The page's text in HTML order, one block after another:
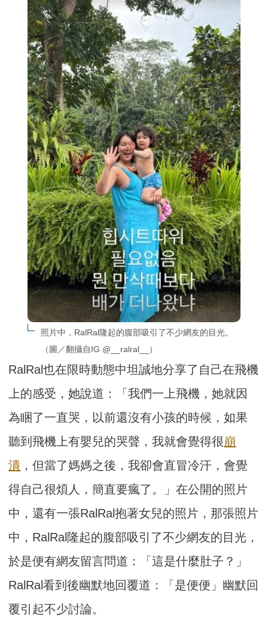
照片中，RalRal隆起的腹部吸引了不少網友的目光。
（圖／翻攝自IG @__ralral__）
RalRal也在限時動態中坦誠地分享了自己在飛機
上的感受，她說道：「我們一上飛機，她就因
為睏了一直哭，以前還沒有小孩的時候，如果
聽到飛機上有嬰兒的哭聲，我就會覺得很崩
潰 ，但當了媽媽之後，我卻會直冒冷汗，會覺
得自己很煩人，簡直要瘋了。」在公開的照片
中，還有一張RalRal抱著女兒的照片，那張照片
中，RalRal隆起的腹部吸引了不少網友的目光，
於是便有網友留言問道：「這是什麼肚子？」
RalRal看到後幽默地回覆道：「是便便」幽默回
覆引起不少討論。